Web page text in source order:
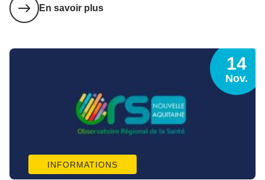
En savoir plus
INFORMATIONS
14
Nov.